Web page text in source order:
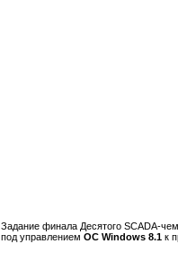
Задание финала Десятого SCADA-
под управлением ОС Windows 8.1 к